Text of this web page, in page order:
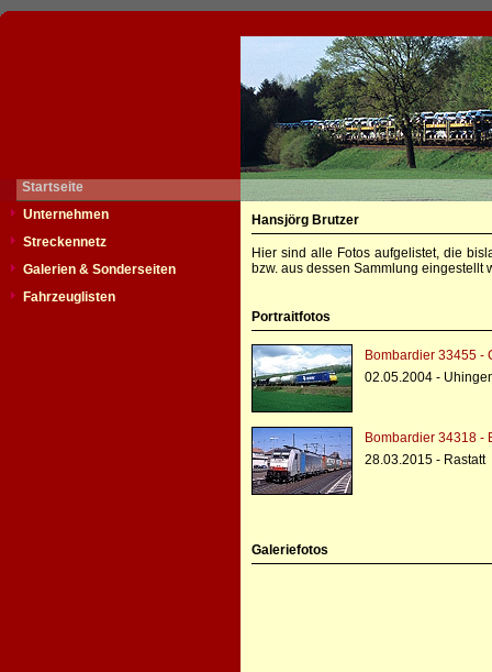
Startseite
Unternehmen
Streckennetz
Galerien & Sonderseiten
Fahrzeuglisten
Hansjörg Brutzer
Hier sind alle Fotos aufgelistet, die
bzw. aus dessen Sammlung eingestellt
Portraitfotos
Bombardier 33455 -
02.05.2004 -
Bombardier 34318 -
28.03.2015 - Rastatt
Galeriefotos